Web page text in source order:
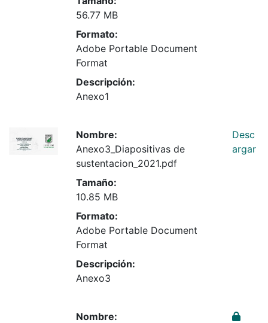
56.77 MB
Formato:
Adobe Portable Document
Format
Descripción:
Anexo1
Nombre:
Anexo3_Diapositivas de
sustentacion_2021.pdf
Tamaño:
10.85 MB
Formato:
Adobe Portable Document
Format
Descripción:
Anexo3
Desc
argar
Nombre: